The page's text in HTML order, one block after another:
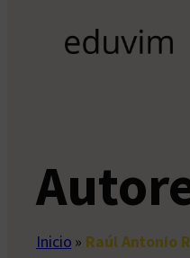
Inicio » Raúl Antonio